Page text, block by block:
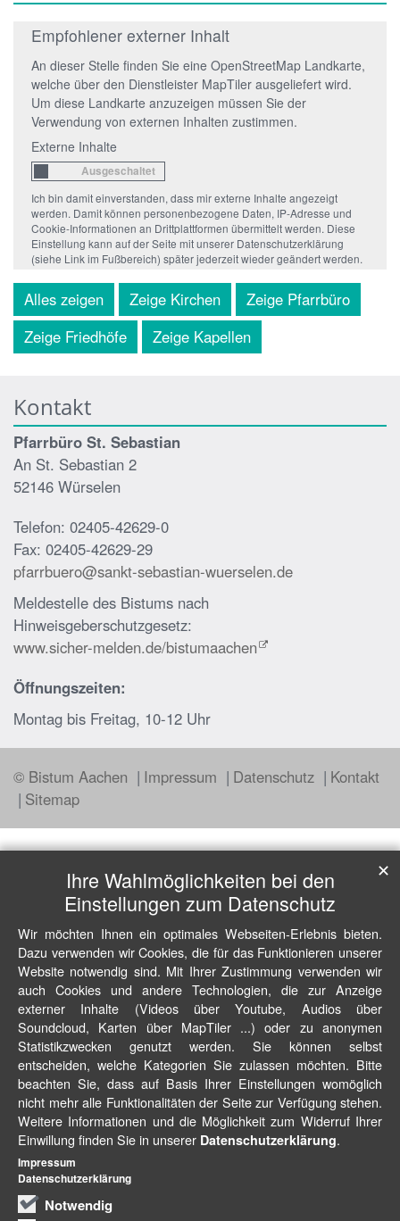
Empfohlener externer Inhalt
An dieser Stelle finden Sie eine OpenStreetMap Landkarte,
welche über den Dienstleister MapTiler ausgeliefert wird.
Um diese Landkarte anzuzeigen müssen Sie der
Verwendung von externen Inhalten zustimmen.
Externe Inhalte
Ich bin damit einverstanden, dass mir externe Inhalte angezeigt
werden. Damit können personenbezogene Daten, IP-Adresse und
Cookie-Informationen an Drittplattformen übermittelt werden. Diese
Einstellung kann auf der Seite mit unserer Datenschutzerklärung
(siehe Link im Fußbereich) später jederzeit wieder geändert werden.
Alles zeigen Zeige Kirchen
Zeige Pfarrbüro
Zeige Friedhöfe
Zeige Kapellen
Kontakt
Pfarrbüro St. Sebastian
An St. Sebastian 2
52146 Würselen
Telefon: 02405-42629-0
Fax: 02405-42629-29
pfarrbuero@sankt-sebastian-wuerselen.de
Meldestelle des Bistums nach
Hinweisgeberschutzgesetz:
www.sicher-melden.de/bistumaachen
Öffnungszeiten:
Montag bis Freitag, 10-12 Uhr
© Bistum Aachen Impressum Datenschutz
Kontakt
Sitemap
Ihre Wahlmöglichkeiten bei den
Einstellungen zum Datenschutz
Wir möchten Ihnen ein optimales Webseiten-Erlebnis bieten.
Dazu verwenden wir Cookies, die für das Funktionieren unserer
Website notwendig sind. Mit Ihrer Zustimmung verwenden wir
auch Cookies und andere Technologien, die zur Anzeige
externer Inhalte (Videos über Youtube, Audios über
Soundcloud, Karten über MapTiler ...) oder zu anonymen
Statistikzwecken genutzt werden. Sie können selbst
entscheiden, welche Kategorien Sie zulassen möchten. Bitte
beachten Sie, dass auf Basis Ihrer Einstellungen womöglich
nicht mehr alle Funktionalitäten der Seite zur Verfügung stehen.
Weitere Informationen und die Möglichkeit zum Widerruf Ihrer
Einwillung finden Sie in unserer Datenschutzerklärung.
Notwendig
✕
Impressum
Datenschutzerklärung